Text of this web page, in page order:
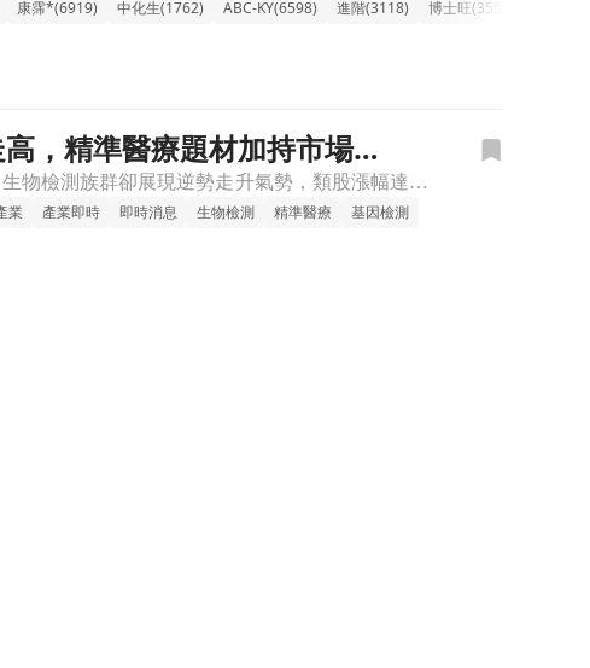
康霈*(6919) 中化生(1762) ABC-KY(6598) 進階(3118) 博士旺(3555)
，精準醫療題材加持市場目
🔸生物檢測族群盤中走揚，看好精準醫療與預防醫學需求 今日台股震盪之際，生物檢測族群卻展現逆勢走升氣勢，類股漲幅達2.50%。ABC-KY以4.72%的漲幅領軍，浩泰、瑞基也緊隨其後，訊聯基因、亞諾法
業 產業即時 即時消息 生物檢測 精準醫療 基因檢測